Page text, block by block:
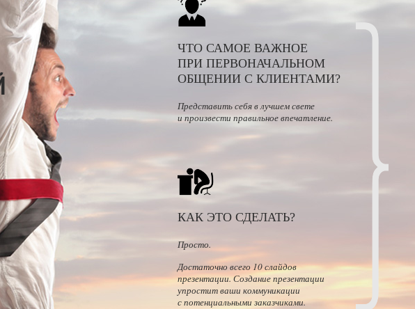
ЧТО САМОЕ ВАЖНОЕ
ПРИ ПЕРВОНАЧАЛЬНОМ
ОБЩЕНИИ С КЛИЕНТАМИ?
Представить себя в лучшем свете
и произвести правильное впечатление.
КАК ЭТО СДЕЛАТЬ?
Просто.
Достаточно всего 10 слайдов
презентации. Создание презентации
упростит ваши коммуникации
с потенциальными заказчиками.